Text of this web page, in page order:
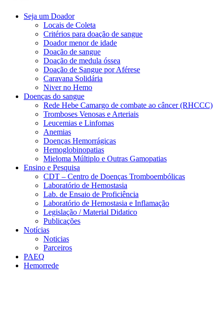
Seja um Doador
Locais de Coleta
Critérios para doação de sangue
Doador menor de idade
Doação de sangue
Doação de medula óssea
Doação de Sangue por Aférese
Caravana Solidária
Niver no Hemo
Doenças do sangue
Rede Hebe Camargo de combate ao câncer (RHCCC)
Tromboses Venosas e Arteriais
Leucemias e Linfomas
Anemias
Doenças Hemorrágicas
Hemoglobinopatias
Mieloma Múltiplo e Outras Gamopatias
Ensino e Pesquisa
CDT – Centro de Doenças Tromboembólicas
Laboratório de Hemostasia
Lab. de Ensaio de Proficiência
Laboratório de Hemostasia e Inflamação
Legislação / Material Didatico
Publicações
Notícias
Noticias
Parceiros
PAEQ
Hemorrede